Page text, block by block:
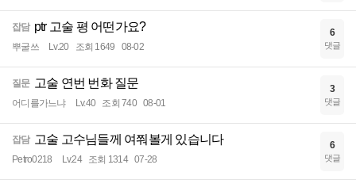
잡담 ptr 고술 평 어떤가요?
뿌굴쓰 Lv.20 조회 1649 08-02
6
댓글
질문 고술 연번 번화 질문
어디를가느냐 Lv.40 조회 740 08-01
3
댓글
잡담 고술 고수님들께 여쭤볼게 있습니다
Petro0218 Lv.24 조회 1314 07-28
6
댓글